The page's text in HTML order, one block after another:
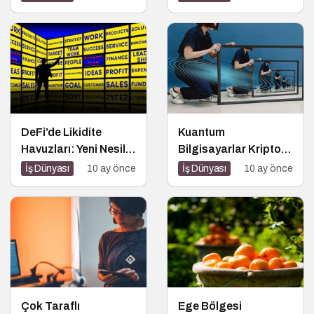
Görevine Başladı
DeFi’de Likidite
Havuzları: Yeni Nesil
Finansın Kalbi
İş Dünyası 10 ay önce
Kuantum
Bilgisayarlar Kripto
Paraları Tehdit Eder
İş Dünyası 10 ay önce
Çok Taraflı
Ege Bölgesi